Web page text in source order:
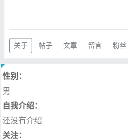
关于 帖子 文章 留言 粉丝
性别：
男
自我介绍：
还没有介绍
关注：